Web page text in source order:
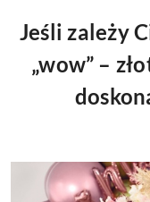
Jeśli zależy
„wow” –